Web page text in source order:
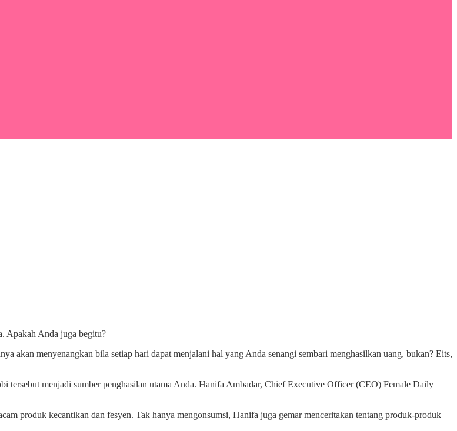
Apakah Anda juga begitu?
akan menyenangkan bila setiap hari dapat menjalani hal yang Anda senangi sembari menghasilkan uang, bukan? Eits,
tersebut menjadi sumber penghasilan utama Anda. Hanifa Ambadar, Chief Executive Officer (CEO) Female Daily
produk kecantikan dan fesyen. Tak hanya mengonsumsi, Hanifa juga gemar menceritakan tentang produk-produk